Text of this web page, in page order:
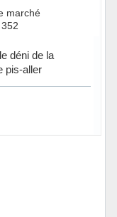
marché
déni de la
pis-aller